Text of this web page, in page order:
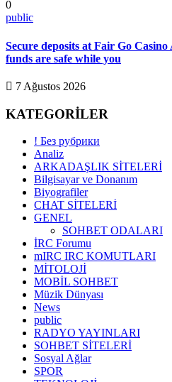
0
public
Secure deposits at Fair Go
funds are safe while you
7 Ağustos 2026
KATEGORİLER
! Без рубрики
Analiz
ARKADAŞLIK SİTELERİ
Bilgisayar ve Donanım
Biyografiler
CHAT SİTELERİ
GENEL
SOHBET ODALARI
İRC Forumu
mIRC IRC KOMUTLARI
MİTOLOJİ
MOBİL SOHBET
Müzik Dünyası
News
public
RADYO YAYINLARI
SOHBET SİTELERİ
Sosyal Ağlar
SPOR